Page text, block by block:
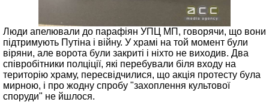
Люди апелювали до парафіян УПЦ МП, говорячи, що вони
підтримують Путіна і війну. У храмі на той момент були
віряни, але ворота були закриті і ніхто не виходив. Два
співробітники полціції, які перебували біля входу на
територію храму, пересвідчилися, що акція протесту була
мирною, і про жодну спробу "захоплення культової
споруди" не йшлося.